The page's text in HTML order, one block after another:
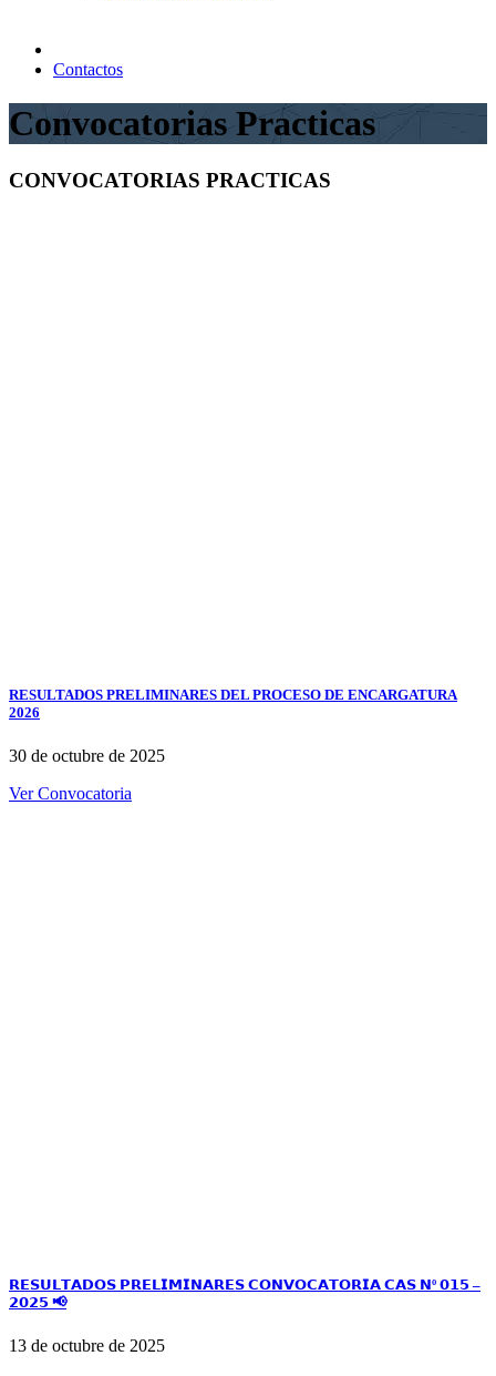
Contactos
Convocatorias Practicas
CONVOCATORIAS PRACTICAS
RESULTADOS PRELIMINARES DEL PROCESO DE ENCARGATURA
2026
30 de octubre de 2025
Ver Convocatoria
𝗥𝗘𝗦𝗨𝗟𝗧𝗔𝗗𝗢𝗦 𝗣𝗥𝗘𝗟𝗜𝗠𝗜𝗡𝗔𝗥𝗘𝗦 𝗖𝗢𝗡𝗩𝗢𝗖𝗔𝗧𝗢𝗥𝗜𝗔 𝗖𝗔𝗦 𝗡º 𝟬𝟭𝟱 –
𝟮𝟬𝟮𝟱 📢
13 de octubre de 2025